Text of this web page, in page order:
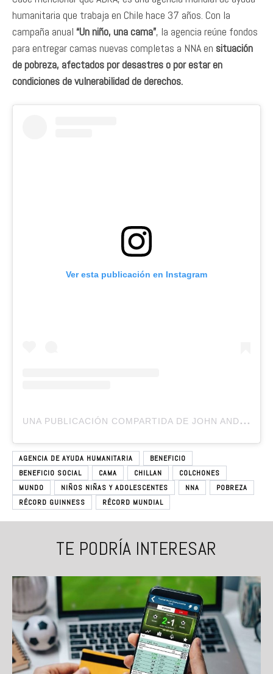
humanitaria que trabaja en Chile hace 37 años. Con la
campaña anual “Un niño, una cama”, la agencia reúne fondos
para entregar camas nuevas completas a NNA en situación
de pobreza, afectados por desastres o por estar en
condiciones de vulnerabilidad de derechos.
Ver esta publicación en Instagram
U
NA PUBLICACIÓN COMPARTIDA DE JOHN ANDREWS ADVENTIST ACADEMY (@JOHNANDREWSACADEMY)
AGENCIA DE AYUDA HUMANITARIA
BENEFICIO
BENEFICIO SOCIAL
CAMA CHILLAN
COLCHONES
MUNDO
NIÑOS NIÑAS Y ADOLESCENTES NNA
POBREZA
RÉCORD GUINNESS
RÉCORD MUNDIAL
TE PODRÍA INTERESAR